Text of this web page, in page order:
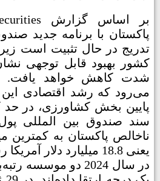
پاکستان با برنامه جدید
تدریج در حال تثبیت است
کشور بهبود قابل توجهی
شدت کاهش خواهد یافت.
می‌رود که رشد اقتصادی
پایین بخش کشاورزی، در حد
سند صندوق بین المللی
یعنی 18.8 میلیارد دلار آمریکا رسیده است.
در سال 2024 دو